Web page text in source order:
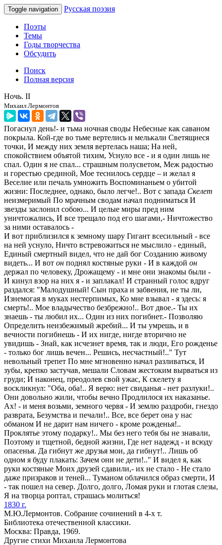
Toggle navigation Русская поэзия
Поэты
Темы
Годы творчества
Обсудить
Поиск
Полная версия
Ночь. II
Михаил Лермонтов
Погаснул день!- и тьма ночная своды Небесные как саваном
покрыла. Кой-где во тьме вертелись и мелькали Светящиеся
точки, И между них земля вертелась наша; На ней,
спокойствием объятой тихим, Уснуло все - и я один лишь не
спал. Один я не спал... страшным полусветом, Меж радостью
и горестью срединой, Мое теснилось сердце – и желал я
Веселие или печаль умножить Воспоминаньем о убитой
жизни: Последнее, однако, было легче!.. Вот с запада Скелет
неизмеримый По мрачным сводам начал подниматься И
звезды заслонил собою... И целые миры пред ним
уничтожались, И все трещало под его шагами,- Ничтожество
за ними оставалось -
И вот приблизился к земному шару Гигант всесильный - все
на ней уснуло, Ничто встревожиться не мыслило - единый,
Единый смертный видел, что не дай бог Созданию живому
видеть... И вот он поднял костяные руки - И в каждой он
держал по человеку, Дрожащему - и мне они знакомы были -
И кинул взор на них я - и заплакал! И странный голос вдруг
раздался: "Малодушный! Сын праха и забвения, не ты ли,
Изнемогая в муках нестерпимых, Ко мне взывал - я здесь: я
смерть!.. Мое владычество безбрежно!.. Вот двое.- Ты их
знаешь - ты любил их... Один из них погибнет.- Позволяю
Определить неизбежимый жребий... И ты умрешь, и в
вечности погибнешь - И их нигде, нигде вторично не
увидишь - Знай, как исчезнет время, так и люди, Его рожденье
- только бог лишь вечен... Решись, несчастный!.." Тут
невольный трепет По мне мгновенно начал разливаться, И
зубы, крепко застучав, мешали Словам жестоким вырваться из
груди; И наконец, преодолев свой ужас, К скелету я
воскликнул: "Оба, оба!.. Я верю: нет свиданья - нет разлуки!..
Они довольно жили, чтобы вечно Продлилося их наказанье.
Ах! - и меня возьми, земного червя - И землю раздроби, гнездо
разврата, Безумства и печали!.. Все, все берет она у нас
обманом И не дарит нам ничего - кроме рожденья!..
Проклятье этому подарку!.. Мы без него тебя бы не знавали,
Поэтому и тщетной, бедной жизни, Где нет надежд - и всюду
опасенья. Да гибнут же друзья мои, да гибнут!.. Лишь об
одном я буду плакать: Зачем они не дети!.." И видел я, как
руки костяные Моих друзей сдавили,- их не стало - Не стало
даже призраков и теней... Туманом облачился образ смерти, И
- так пошел на север. Долго, долго, Ломая руки и глотая слезы,
Я на творца роптал, страшась молиться!
1830 г.
М.Ю.Лермонтов. Собрание сочинений в 4-х т.
Библиотека отечественной классики.
Москва: Правда, 1969.
Другие стихи Михаила Лермонтова